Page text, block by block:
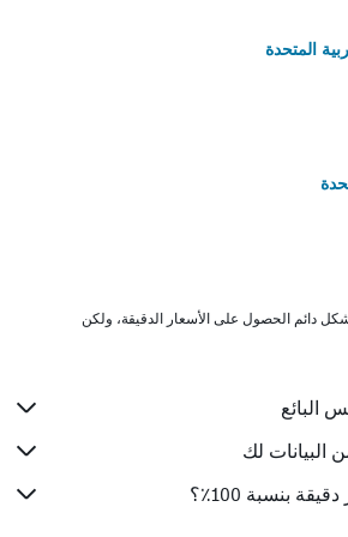
المتحدة
البيانات لك
بنسبة 100٪؟